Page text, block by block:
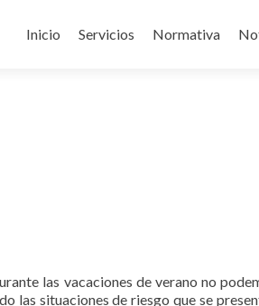
al
Inicio Servicios Normativa
las vacaciones de verano no
las situaciones de riesgo que se